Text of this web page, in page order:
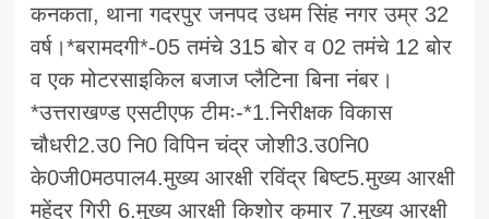
कनकता, थाना गदरपुर जनपद उधम सिंह नगर उम्र 32
वर्ष।*बरामदगी*-05 तमंचे 315 बोर व 02 तमंचे 12 बोर
व एक मोटरसाइकिल बजाज प्लैटिना बिना नंबर।
*उत्तराखण्ड एसटीएफ टीमः-*1.निरीक्षक विकास
चौधरी2.उ0 नि0 विपिन चंद्र जोशी3.उ0नि0
के0जी0मठपाल4.मुख्य आरक्षी रविंद्र बिष्ट5.मुख्य आरक्षी
महेंद्र गिरी 6.मुख्य आरक्षी किशोर कुमार 7.मुख्य आरक्षी